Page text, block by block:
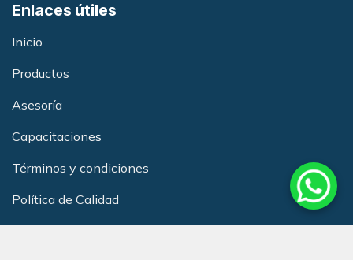
Enlaces útiles
Inicio
Productos
Asesoría
Capacitaciones
Términos y condiciones
Política de Calidad